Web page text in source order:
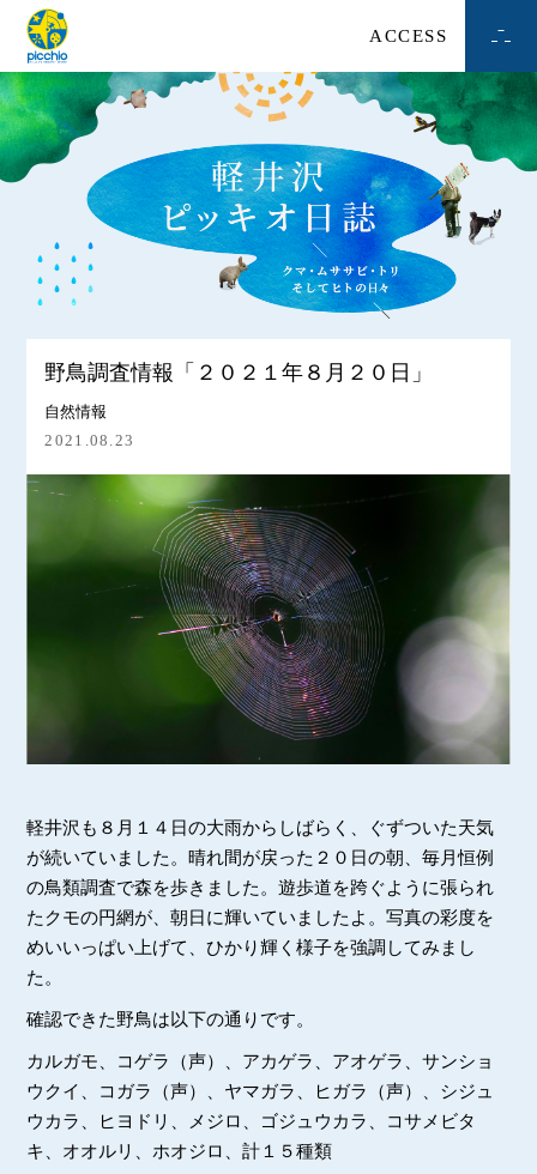
ACCESS
野鳥調査情報「２０２１年８月２０日」
自然情報
2021.08.23
軽井沢も８月１４日の大雨からしばらく、ぐずついた天気
が続いていました。晴れ間が戻った２０日の朝、毎月恒例
の鳥類調査で森を歩きました。遊歩道を跨ぐように張られ
たクモの円網が、朝日に輝いていましたよ。写真の彩度を
めいいっぱい上げて、ひかり輝く様子を強調してみまし
た。
確認できた野鳥は以下の通りです。
カルガモ、コゲラ（声）、アカゲラ、アオゲラ、サンショ
ウクイ、コガラ（声）、ヤマガラ、ヒガラ（声）、シジュ
ウカラ、ヒヨドリ、メジロ、ゴジュウカラ、コサメビタ
キ、オオルリ、ホオジロ、計１５種類